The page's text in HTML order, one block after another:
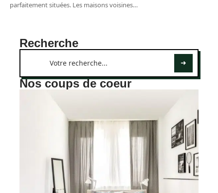
parfaitement situées. Les maisons voisines…
Recherche
Nos coups de coeur